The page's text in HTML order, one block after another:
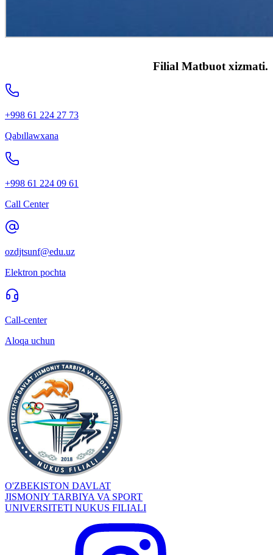
Filial Matbuot xizmati.
+998 61 224 27 73
Qabıllawxana
+998 61 224 09 61
Call Center
ozdjtsunf@edu.uz
Elektron pochta
Call-center
Aloqa uchun
O'ZBEKISTON DAVLAT
JISMONIY TARBIYA VA SPORT
UNIVERSITETI NUKUS FILIALI